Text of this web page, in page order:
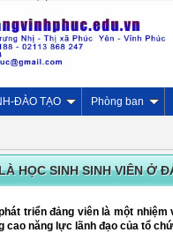
ĐÀO TẠO Phòng ban
HỌC SINH SINH VIÊN Ở
triển đảng viên là một
cao năng lực lãnh đạo của tổ